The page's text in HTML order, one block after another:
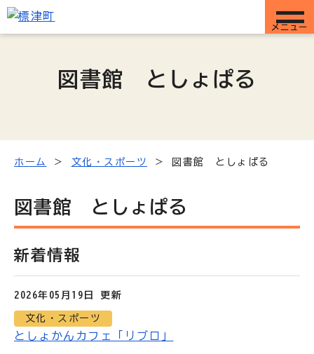
メニュー
図書館 としょぱる
ホーム 文化・スポーツ 図書館 としょぱる
図書館 としょぱる
新着情報
2026年05月19日 更新
文化・スポーツ
としょかんカフェ「リブロ」